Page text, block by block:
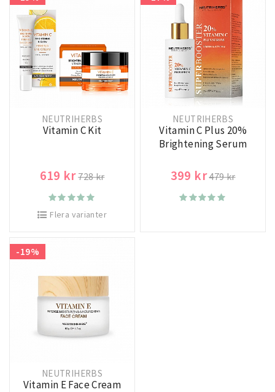
NEUTRIHERBS
Vitamin C Kit
619 kr728 kr
Flera varianter
NEUTRIHERBS
Vitamin C Plus 20%
Brightening Serum
399 kr479 kr
-19%
NEUTRIHERBS
Vitamin E Face Cream